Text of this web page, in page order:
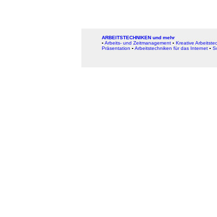
ARBEITSTECHNIKEN und mehr
▪ Arbeits- und Zeitmanagement ▪ Kreative
Präsentation ▪ Arbeitstechniken für das Internet ▪